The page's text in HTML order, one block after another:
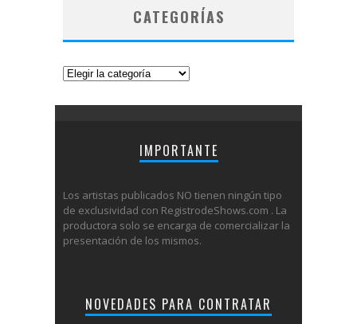
CATEGORÍAS
Categorías
IMPORTANTE
Los artistas publicados NO tienen ningún tipo
de exclusividad con RegistrodeShows.com . La
productora solo se encarga de comercializar la
presentación de los mismos.
NOVEDADES PARA CONTRATAR